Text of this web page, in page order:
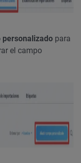
para
el campo